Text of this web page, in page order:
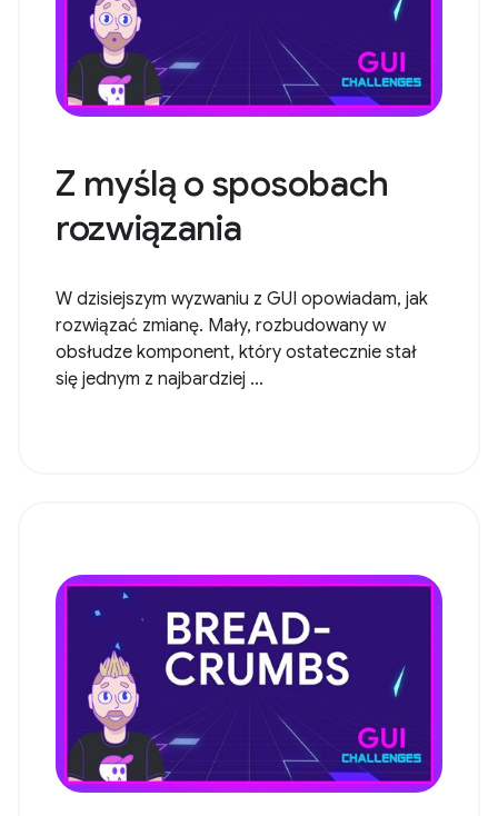
Z myślą o sposobach
rozwiązania
W dzisiejszym wyzwaniu z GUI opowiadam, jak
rozwiązać zmianę. Mały, rozbudowany w
obsłudze komponent, który ostatecznie stał
się jednym z najbardziej ...